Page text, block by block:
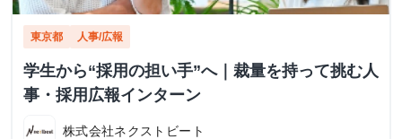
東京都 人事/広報
学生から“採用の担い手”へ｜裁量を持って挑む人
事・採用広報インターン
株式会社ネクストビート